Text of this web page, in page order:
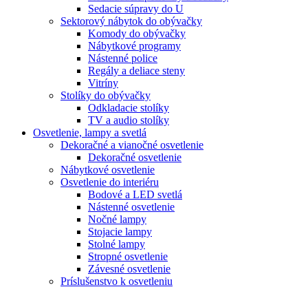
Sedacie súpravy do U
Sektorový nábytok do obývačky
Komody do obývačky
Nábytkové programy
Nástenné police
Regály a deliace steny
Vitríny
Stolíky do obývačky
Odkladacie stolíky
TV a audio stolíky
Osvetlenie, lampy a svetlá
Dekoračné a vianočné osvetlenie
Dekoračné osvetlenie
Nábytkové osvetlenie
Osvetlenie do interiéru
Bodové a LED svetlá
Nástenné osvetlenie
Nočné lampy
Stojacie lampy
Stolné lampy
Stropné osvetlenie
Závesné osvetlenie
Príslušenstvo k osvetleniu